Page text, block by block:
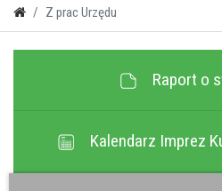
Z prac Urzędu
Raport o
Kalendarz Imprez